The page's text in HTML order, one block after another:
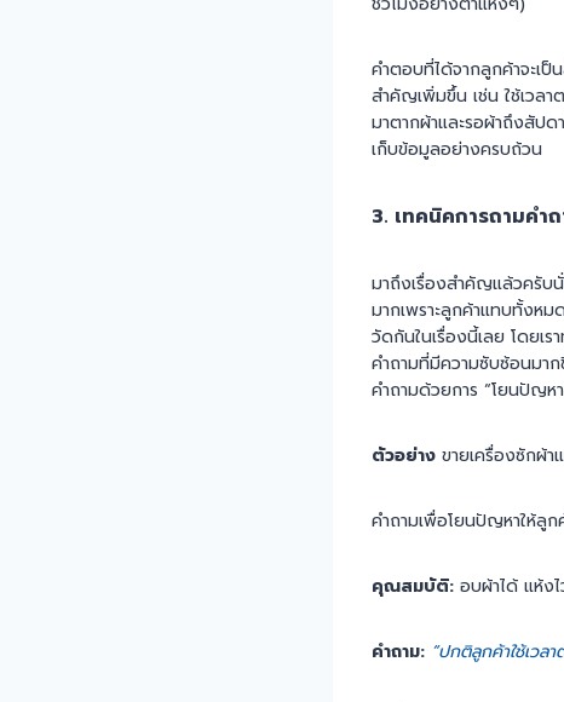
คำตอบที่ได้จากลูกค้าจะเ
สำคัญเพิ่มขึ้น เช่น ใช้เวล
มาตากผ้าและรอผ้าถึงสัปด
เก็บข้อมูลอย่างครบถ้วน
3. เทคนิคการถามค
มาถึงเรื่องสำคัญแล้วครับ
มากเพราะลูกค้าแทบทั้งหม
วัดกันในเรื่องนี้เลย โดยเ
คำถามที่มีความซับซ้อนมา
คำถามด้วยการ “โยนปัญ
ตัวอย่าง ขายเครื่องซักผ้า
คำถามเพื่อโยนปัญหาให้ลูก
คุณสมบัติ: อบผ้าได้ แห้ง
คำถาม: “ปกติลูกค้าใช้เวล